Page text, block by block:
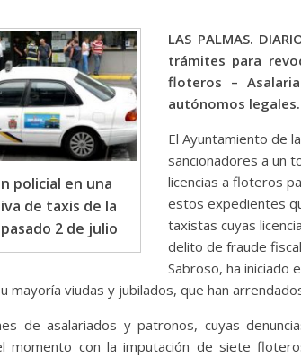
policial en una
de taxis de la
2 de julio
LAS PALMAS.
trámites para
floteros –
autónomos legales.
El Ayuntamiento de
sancionadores a un
licencias a floteros
estos expedientes
taxistas cuyas
delito de fraude
Sabroso, ha iniciado
mayoría viudas y jubilados, que han
de asalariados y patronos, cuyas
momento con la imputación de siete